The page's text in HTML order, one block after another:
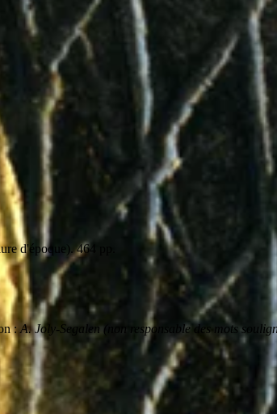
d'époque). 464 pp.
: A. Joly-Segalen (non responsable des mots